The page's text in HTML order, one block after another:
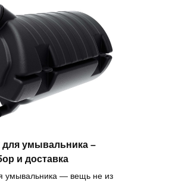
для умывальника –
и доставка
умывальника — вещь не из